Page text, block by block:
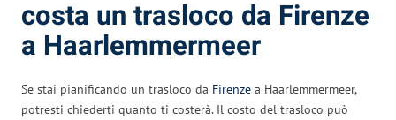
costa un trasloco da Firenze
a Haarlemmermeer
Se stai pianificando un trasloco da Firenze a Haarlemmermeer,
potresti chiederti quanto ti costerà. Il costo del trasloco può